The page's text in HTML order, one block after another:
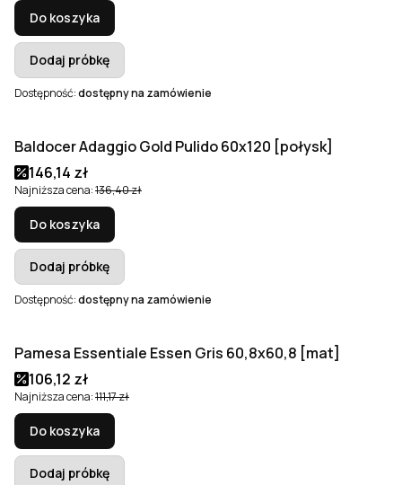
Do koszyka
Dodaj próbkę
Dostępność:dostępny na zamówienie
Okazja
Bestseller
Baldocer Adaggio Gold Pulido 60x120 [połysk]
Cena promocyjna
146,14 zł
Najniższa cena:136,40 zł
Do koszyka
Dodaj próbkę
Dostępność:dostępny na zamówienie
Okazja
Pamesa Essentiale Essen Gris 60,8x60,8 [mat]
Cena promocyjna
106,12 zł
Najniższa cena:111,17 zł
Do koszyka
Dodaj próbkę